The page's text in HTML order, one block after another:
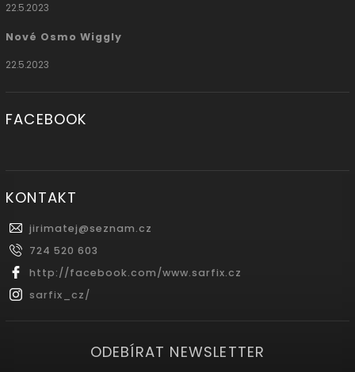
22.5.2023
Nové Osmo Wiggly
22.5.2023
FACEBOOK
KONTAKT
jirimatej@seznam.cz
724 520 603
http://facebook.com/www.sarfix.cz
sarfix_cz/
ODEBÍRAT NEWSLETTER